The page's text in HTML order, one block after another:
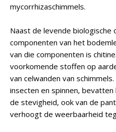
mycorrhizaschimmels.
Naast de levende biologische
componenten van het
van die componenten is
voorkomende stoffen op
van celwanden van
insecten en spinnen,
de stevigheid, ook van de
verhoogt de weerbaarheid